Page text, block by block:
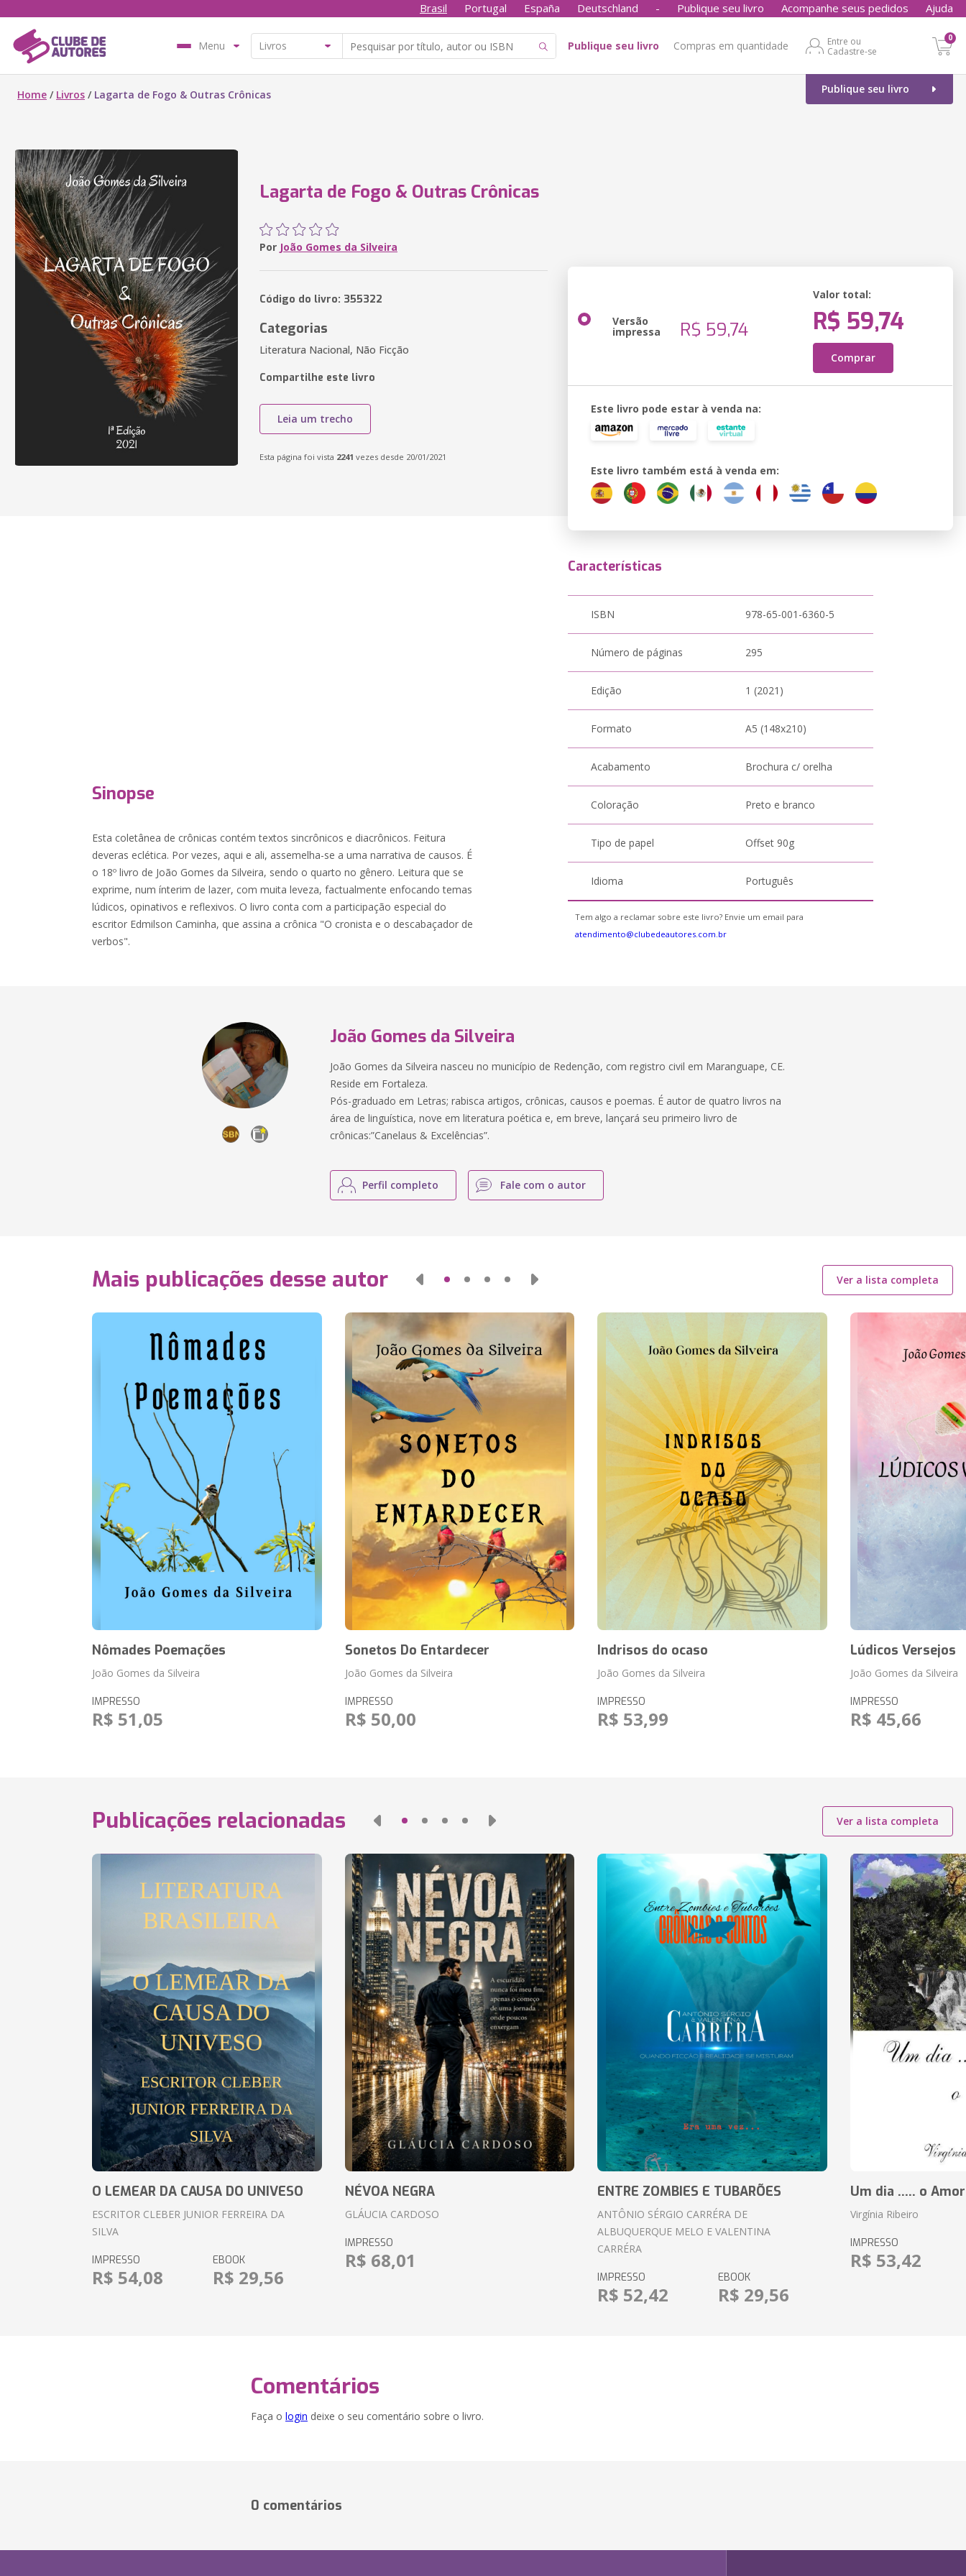
Brasil Portugal España Deutschland - Publique seu livro Acompanhe seus pedidos Ajuda
Menu Publique seu livro Compras em quantidade
Entre ou
Cadastre-se
0
Publique seu livro
Home / Livros / Lagarta de Fogo & Outras Crônicas
Lagarta de Fogo & Outras Crônicas
Por João Gomes da Silveira
Código do livro: 355322
Categorias
Literatura Nacional, Não Ficção
Compartilhe este livro
Leia um trecho
Esta página foi vista 2241 vezes desde 20/01/2021
Versão
impressa R$ 59,74
Valor total:
R$ 59,74
Comprar
Este livro pode estar à venda na:
Este livro também está à venda em:
Sinopse
Esta coletânea de crônicas contém textos sincrônicos e diacrônicos. Feitura
deveras eclética. Por vezes, aqui e ali, assemelha-se a uma narrativa de causos. É
o 18º livro de João Gomes da Silveira, sendo o quarto no gênero. Leitura que se
exprime, num ínterim de lazer, com muita leveza, factualmente enfocando temas
lúdicos, opinativos e reflexivos. O livro conta com a participação especial do
escritor Edmilson Caminha, que assina a crônica "O cronista e o descabaçador de
verbos".
Características
ISBN 978-65-001-6360-5
Número de páginas 295
Edição 1 (2021)
Formato A5 (148x210)
Acabamento Brochura c/ orelha
Coloração Preto e branco
Tipo de papel Offset 90g
Idioma Português
Tem algo a reclamar sobre este livro? Envie um email para
atendimento@clubedeautores.com.br
João Gomes da Silveira
João Gomes da Silveira nasceu no município de Redenção, com registro civil em Maranguape, CE.
Reside em Fortaleza.
Pós-graduado em Letras; rabisca artigos, crônicas, causos e poemas. É autor de quatro livros na
área de linguística, nove em literatura poética e, em breve, lançará seu primeiro livro de
crônicas:”Canelaus & Excelências”.
Perfil completo Fale com o autor
Mais publicações desse autor Ver a lista completa
Nômades Poemações
João Gomes da Silveira
IMPRESSO
R$ 51,05
Sonetos Do Entardecer
João Gomes da Silveira
IMPRESSO
R$ 50,00
Indrisos do ocaso
João Gomes da Silveira
IMPRESSO
R$ 53,99
Lúdicos Versejos
João Gomes da Silveira
IMPRESSO
R$ 45,66
Publicações relacionadas Ver a lista completa
O LEMEAR DA CAUSA DO UNIVESO
ESCRITOR CLEBER JUNIOR FERREIRA DA
SILVA
IMPRESSO
R$ 54,08
EBOOK
R$ 29,56
NÉVOA NEGRA
GLÁUCIA CARDOSO
IMPRESSO
R$ 68,01
ENTRE ZOMBIES E TUBARÕES
ANTÔNIO SÉRGIO CARRÉRA DE
ALBUQUERQUE MELO E VALENTINA
CARRÉRA
IMPRESSO
R$ 52,42
EBOOK
R$ 29,56
Um dia ..... o Amor
Virgínia Ribeiro
IMPRESSO
R$ 53,42
Comentários
Faça o login deixe o seu comentário sobre o livro.
0 comentários